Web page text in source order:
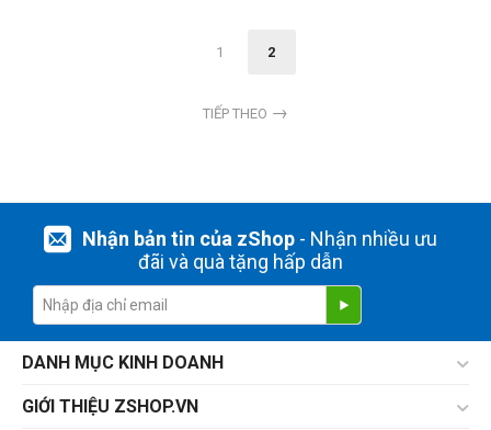
1 2
TIẾP THEO
Nhận bản tin của zShop- Nhận nhiều ưu
đãi và quà tặng hấp dẫn
DANH MỤC KINH DOANH
GIỚI THIỆU ZSHOP.VN